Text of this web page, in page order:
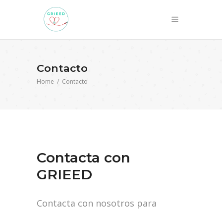
Contacto
Home / Contacto
Contacta con
GRIEED
Contacta con nosotros para